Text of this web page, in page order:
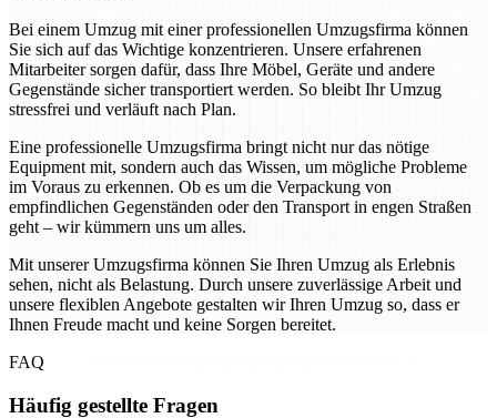
Bei einem Umzug mit einer professionellen Umzugsfirma können
Sie sich auf das Wichtige konzentrieren. Unsere erfahrenen
Mitarbeiter sorgen dafür, dass Ihre Möbel, Geräte und andere
Gegenstände sicher transportiert werden. So bleibt Ihr Umzug
stressfrei und verläuft nach Plan.
Eine professionelle Umzugsfirma bringt nicht nur das nötige
Equipment mit, sondern auch das Wissen, um mögliche Probleme
im Voraus zu erkennen. Ob es um die Verpackung von
empfindlichen Gegenständen oder den Transport in engen Straßen
geht – wir kümmern uns um alles.
Mit unserer Umzugsfirma können Sie Ihren Umzug als Erlebnis
sehen, nicht als Belastung. Durch unsere zuverlässige Arbeit und
unsere flexiblen Angebote gestalten wir Ihren Umzug so, dass er
Ihnen Freude macht und keine Sorgen bereitet.
FAQ
Häufig gestellte Fragen